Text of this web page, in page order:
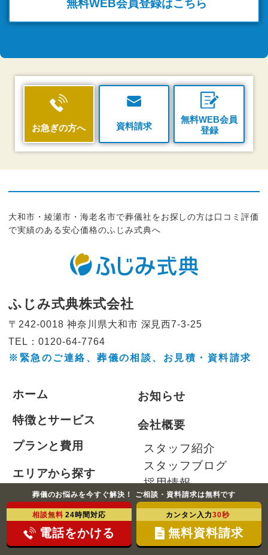
無料WEB会員登録はこちら
お急ぎの方へ 資料請求
無料WEB会員
登録
葬儀のお悩みを今すぐ解決！ ご相談・資料請求は無料です
相談無料 24時間対応
電話をかける
カンタン入力30秒
無料資料請求
大和市・綾瀬市・海老名市で葬儀社をお探しの方は口コミ評価
で実績のある安心価格のふじみ式典へ
ふじみ式典株式会社
〒242-0018 神奈川県大和市 深見西7-3-25
TEL：0120-64-7764
※緊急のご連絡、葬儀の相談、 お見積・資料請求
ホーム
特徴とサービス
プランと費用
エリアから探す
よくある質問
お客様の声
お知らせ
会社概要
スタッフ紹介
スタッフブログ
採用情報
個人情報保護方針
サイトマップ